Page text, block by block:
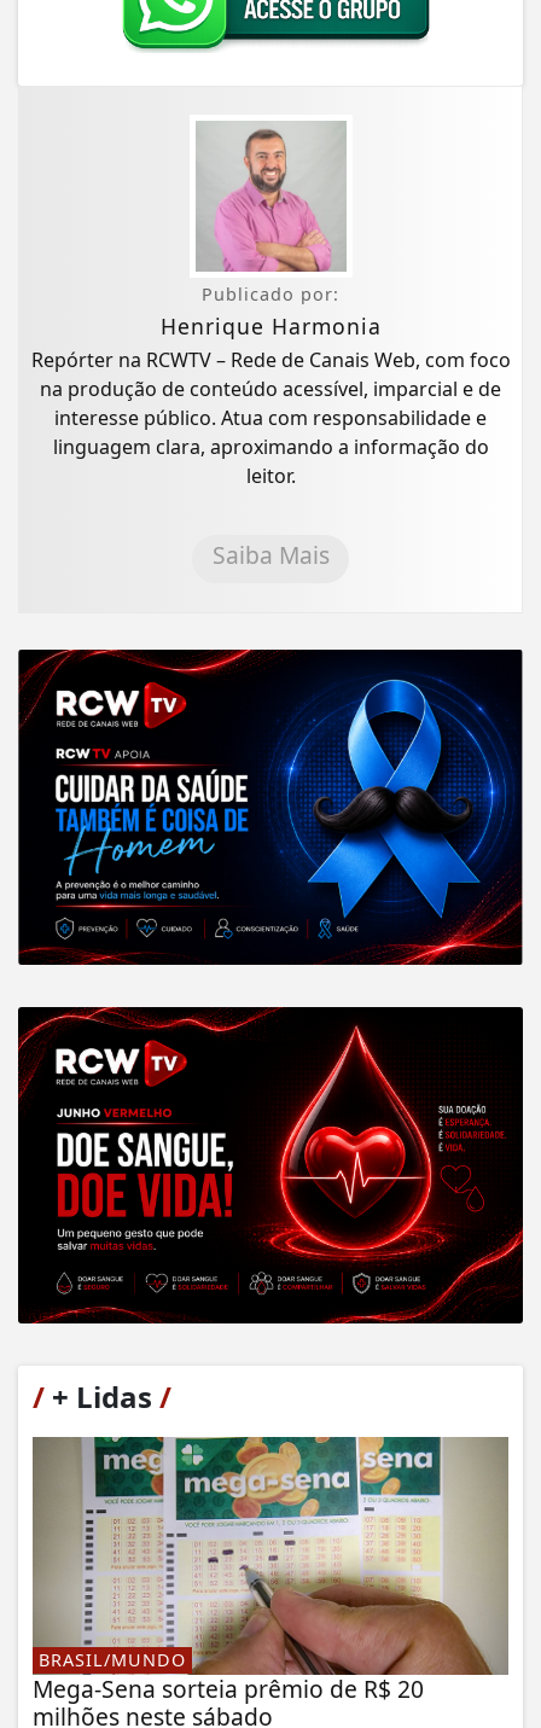
Publicado por:
Henrique Harmonia
Repórter na RCWTV – Rede de Canais Web, com foco
na produção de conteúdo acessível, imparcial e de
interesse público. Atua com responsabilidade e
linguagem clara, aproximando a informação do
leitor.
Saiba Mais
/ + Lidas /
BRASIL/MUNDO
Mega-Sena sorteia prêmio de R$ 20
milhões neste sábado